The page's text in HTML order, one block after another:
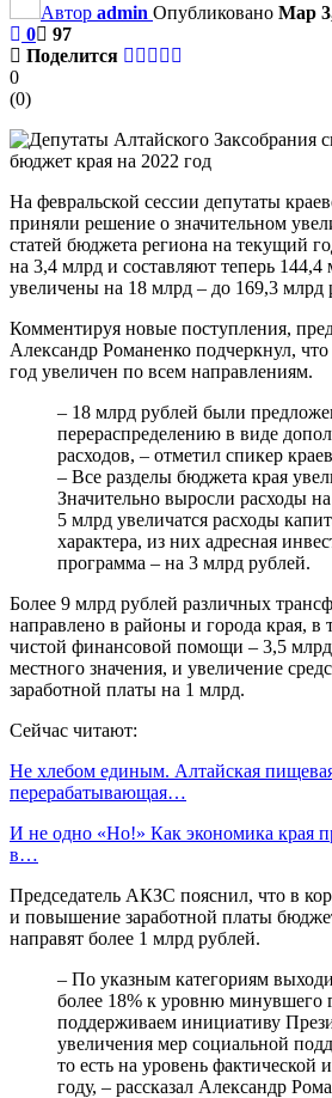
Автор admin Опубликовано Мар
0
97
Поделится
0
(0)
На февральской сессии депутаты
приняли решение о значительном
статей бюджета региона на текущий
на 3,4 млрд и составляют теперь
увеличены на 18 млрд – до 169,3 млрд
Комментируя новые поступления,
Александр Романенко подчеркнул,
год увеличен по всем направлениям.
– 18 млрд рублей были
перераспределению в виде
расходов, – отметил спикер
– Все разделы бюджета края
Значительно выросли расходы
5 млрд увеличатся расходы
характера, из них адресная
программа – на 3 млрд рублей.
Более 9 млрд рублей различных
направлено в районы и города края, в
чистой финансовой помощи – 3,5
местного значения, и увеличение
заработной платы на 1 млрд.
Сейчас читают:
Не хлебом единым. Алтайская
перерабатывающая…
И не одно «Но!» Как экономика края
в…
Председатель АКЗС пояснил, что в
и повышение заработной платы
направят более 1 млрд рублей.
– По указным категориям
более 18% к уровню минувшего
поддерживаем инициативу
увеличения мер социальной
то есть на уровень фактической
году, – рассказал Александр